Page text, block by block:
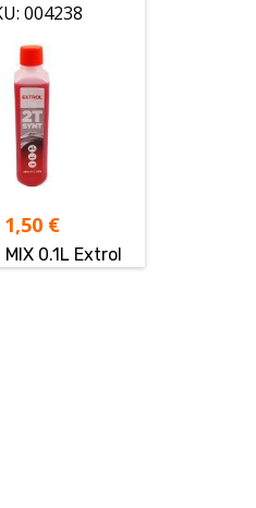
004238
1,50 €
0.1L Extrol